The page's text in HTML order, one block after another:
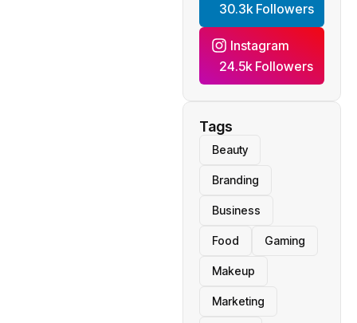
30.3k Followers
Instagram
24.5k Followers
Tags
Beauty
Branding
Business
Food Gaming
Makeup
Marketing